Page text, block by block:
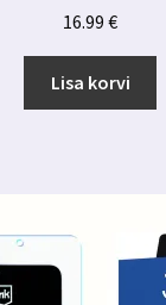
16.99 €
Lisa korvi